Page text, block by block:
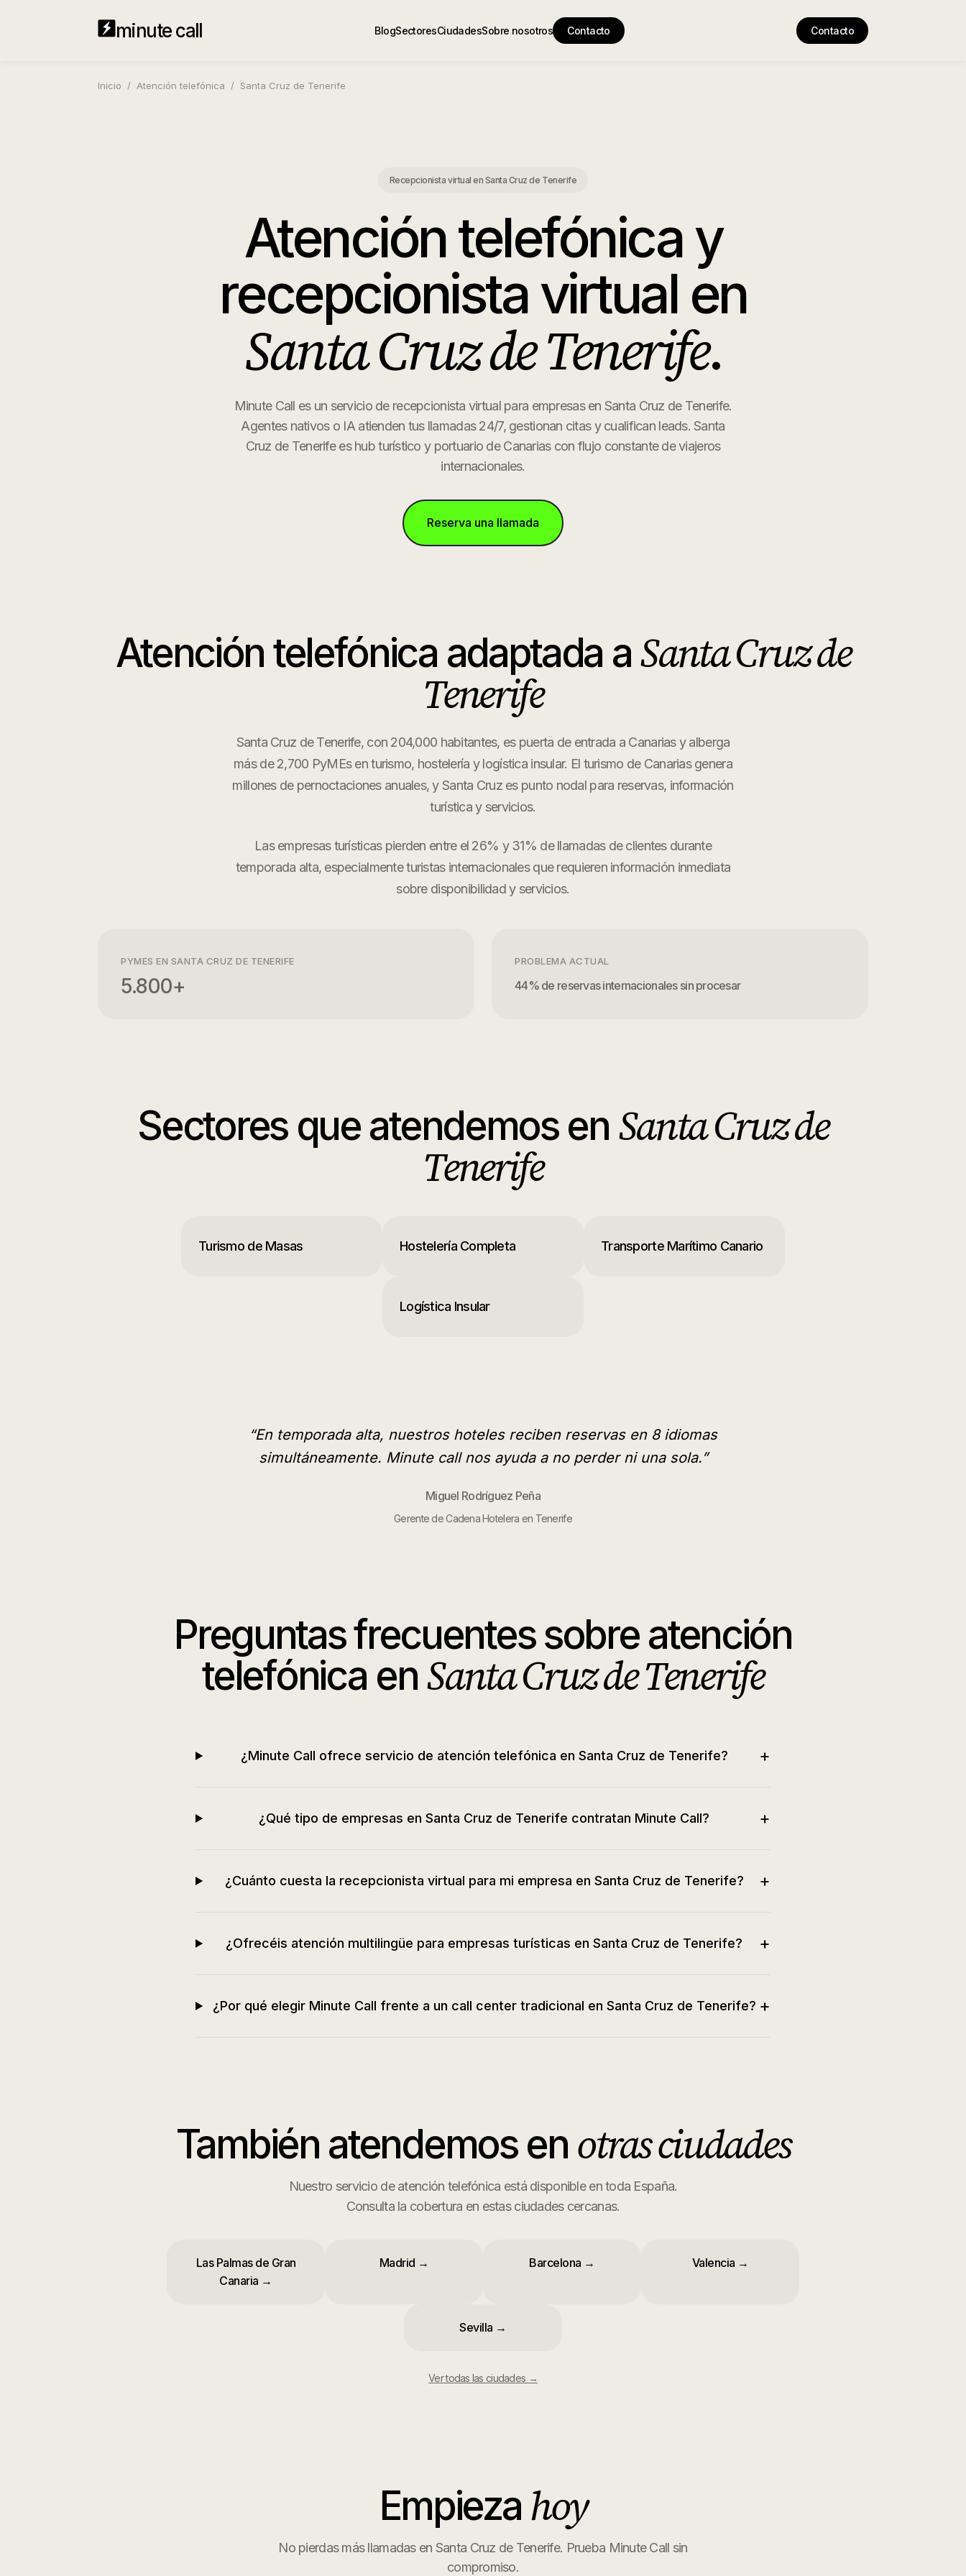
minute call BlogSectoresCiudadesSobre nosotros Contacto Contacto
Inicio / Atención telefónica / Santa Cruz de Tenerife
Recepcionista virtual en Santa Cruz de Tenerife
Atención telefónica y
recepcionista virtual en
Santa Cruz de Tenerife.
Minute Call es un servicio de recepcionista virtual para empresas en Santa Cruz de Tenerife.
Agentes nativos o IA atienden tus llamadas 24/7, gestionan citas y cualifican leads. Santa
Cruz de Tenerife es hub turístico y portuario de Canarias con flujo constante de viajeros
internacionales.
Reserva una llamada
Atención telefónica adaptada aSanta Cruz de
Tenerife
Santa Cruz de Tenerife, con 204,000 habitantes, es puerta de entrada a Canarias y alberga
más de 2,700 PyMEs en turismo, hostelería y logística insular. El turismo de Canarias genera
millones de pernoctaciones anuales, y Santa Cruz es punto nodal para reservas, información
turística y servicios.
Las empresas turísticas pierden entre el 26% y 31% de llamadas de clientes durante
temporada alta, especialmente turistas internacionales que requieren información inmediata
sobre disponibilidad y servicios.
PYMES EN SANTA CRUZ DE TENERIFE
5.800+
PROBLEMA ACTUAL
44% de reservas internacionales sin procesar
Sectores que atendemos en Santa Cruz de
Tenerife
Turismo de Masas Hostelería Completa Transporte Marítimo Canario
Logística Insular
“En temporada alta, nuestros hoteles reciben reservas en 8 idiomas
simultáneamente. Minute call nos ayuda a no perder ni una sola.”
Miguel Rodríguez Peña
Gerente de Cadena Hotelera en Tenerife
Preguntas frecuentes sobre atención
telefónica enSanta Cruz de Tenerife
¿Minute Call ofrece servicio de atención telefónica en Santa Cruz de Tenerife? +
¿Qué tipo de empresas en Santa Cruz de Tenerife contratan Minute Call? +
¿Cuánto cuesta la recepcionista virtual para mi empresa en Santa Cruz de Tenerife? +
¿Ofrecéis atención multilingüe para empresas turísticas en Santa Cruz de Tenerife? +
¿Por qué elegir Minute Call frente a un call center tradicional en Santa Cruz de Tenerife? +
También atendemos en otras ciudades
Nuestro servicio de atención telefónica está disponible en toda España.
Consulta la cobertura en estas ciudades cercanas.
Las Palmas de Gran
Canaria →
Madrid → Barcelona → Valencia →
Sevilla →
Ver todas las ciudades →
Empieza hoy
No pierdas más llamadas en Santa Cruz de Tenerife. Prueba Minute Call sin
compromiso.